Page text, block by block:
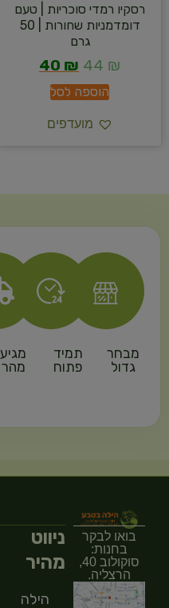
רסקיו רמדי סוכריות | טעם
דומדמניות שחורות | 50
גרם
44 ₪
40 ₪
הוספה לסל
מועדפים
מבחר
גדול
תמיד
פתוח
מגיע
מהר
בואו לבקר
בחנות:
סוקולוב 40,
הרצליה.
ניווט
מהיר
הילה